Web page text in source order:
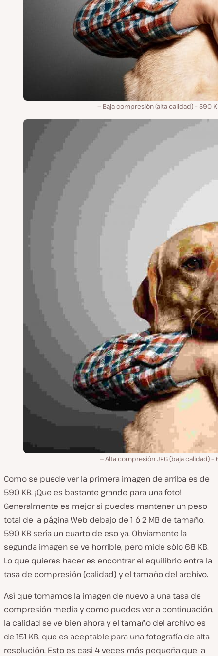
Baja compresión (alta calidad) – 590
Alta compresión JPG (baja calidad) –
Como se puede ver la primera imagen de arriba es de
590 KB. ¡Que es bastante grande para una foto!
Generalmente es mejor si puedes mantener un peso
total de la página Web debajo de 1 ó 2 MB de tamaño.
590 KB sería un cuarto de eso ya. Obviamente la
segunda imagen se ve horrible, pero mide sólo 68 KB.
Lo que quieres hacer es encontrar el equilibrio entre la
tasa de compresión (calidad) y el tamaño del archivo.
Así que tomamos la imagen de nuevo a una tasa de
compresión media y como puedes ver a continuación,
la calidad se ve bien ahora y el tamaño del archivo es
de 151 KB, que es aceptable para una fotografía de alta
resolución. Esto es casi 4 veces más pequeña que la